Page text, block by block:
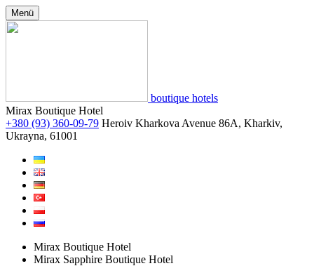
Menü
boutique hotels
Mirax Boutique Hotel
+380 (93) 360-09-79 Heroiv Kharkova Avenue 86A, Kharkiv,
Ukrayna, 61001
Mirax Boutique Hotel
Mirax Sapphire Boutique Hotel